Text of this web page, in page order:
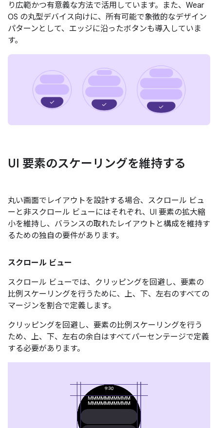
り広範かつ有意義な方法で活用しています。また、Wear
OS の丸型デバイス向けに、所有可能で象徴的なデザイン
パターンとして、エッジに沿ったボタンも導入していま
す。
UI 要素のスケーリングを維持する
丸い画面でレイアウトを設計する場合、スクロール ビュ
ーと非スクロール ビューにはそれぞれ、UI 要素の拡大縮
小を維持し、バランスの取れたレイアウトと構成を維持す
るための独自の要件があります。
スクロール ビュー
スクロール ビューでは、クリッピングを回避し、要素の
比例スケーリングを行うために、上、下、左右のすべての
マージンを割合で定義します。
クリッピングを回避し、要素の比例スケーリングを行う
ため、上、下、左右の余白はすべてパーセンテージで定義
する必要があります。